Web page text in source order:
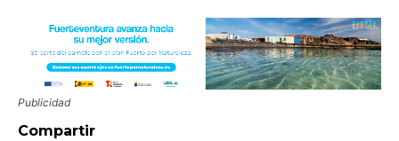
Publicidad
Compartir